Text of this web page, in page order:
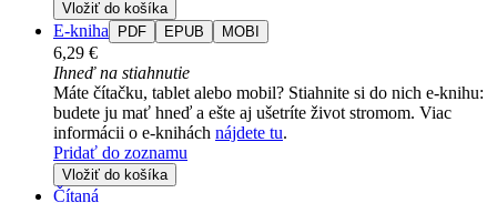
Vložiť do košíka
E-kniha PDF EPUB MOBI
6,29 €
Ihneď na stiahnutie
Máte čítačku, tablet alebo mobil? Stiahnite si do nich e-knihu:
budete ju mať hneď a ešte aj ušetríte život stromom. Viac
informácii o e-knihách nájdete tu.
Pridať do zoznamu
Vložiť do košíka
Čítaná